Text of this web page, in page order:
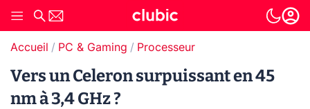
Accueil PC & Gaming Processeur
Vers un Celeron surpuissant en 45
nm à 3,4 GHz ?